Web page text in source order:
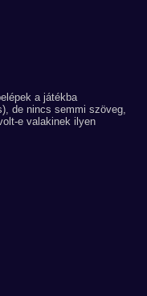
a játékba
de nincs semmi szöveg,
e valakinek ilyen